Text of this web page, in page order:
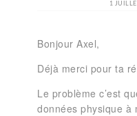
1
Bonjour Axel,
Déjà merci pour ta
Le problème c’est
données physique à